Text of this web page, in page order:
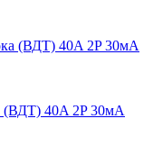
(ВДТ) 40A 2P 30мА